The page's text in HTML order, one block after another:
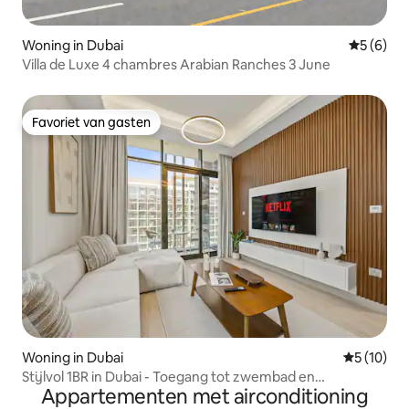
Woning in Dubai
5 (6)
Villa de Luxe 4 chambres Arabian Ranches 3 June
Favoriet van gasten
Favoriet van gasten
Woning in Dubai
5 (10)
Stijlvol 1BR in Dubai - Toegang tot zwembad en
fitnessruimte
Appartementen met airconditioning